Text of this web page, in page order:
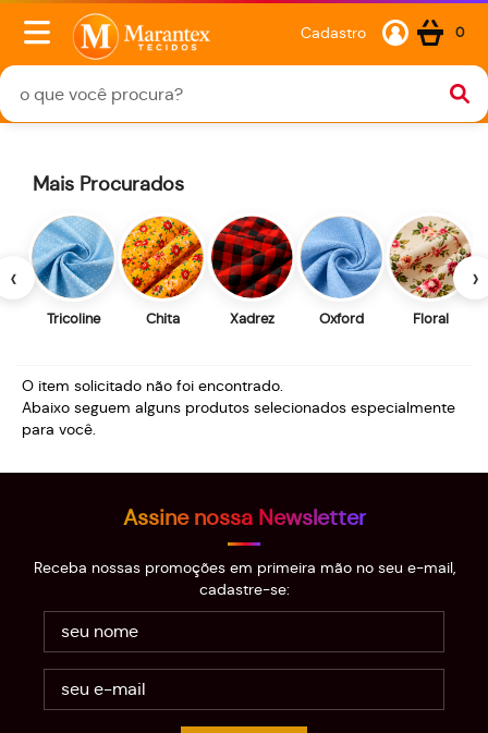
Cadastro 0
‹
Mais Procurados
Tricoline Chita Xadrez Oxford Floral
›
O item solicitado não foi encontrado.
Abaixo seguem alguns produtos selecionados especialmente
para você.
Assine nossa Newsletter
Receba nossas promoções em primeira mão no seu e-mail,
cadastre-se: